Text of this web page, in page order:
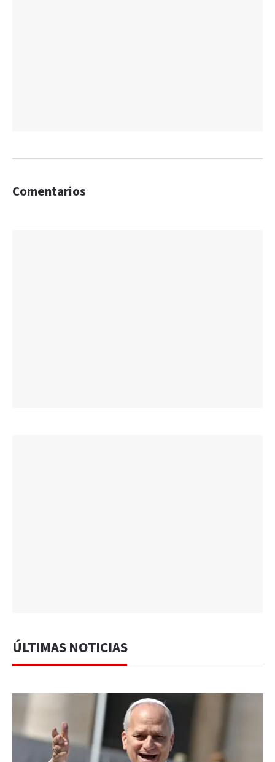
Comentarios
ÚLTIMAS NOTICIAS